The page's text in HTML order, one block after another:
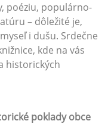
poéziu, populárno-
– dôležité je,
i dušu. Srdečne
kde na vás
historických
poklady obce